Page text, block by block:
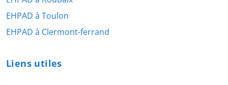
EHPAD à Toulon
EHPAD à Clermont-ferrand
Liens utiles